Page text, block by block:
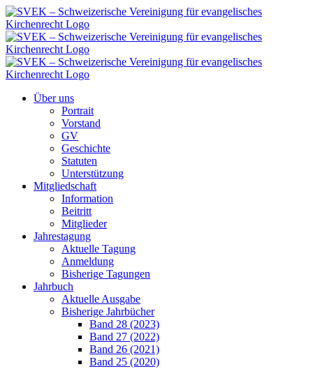
Zum
Inhalt
springen
Über uns
Portrait
Vorstand
GV
Geschichte
Statuten
Unterstützung
Mitgliedschaft
Information
Beitritt
Mitglieder
Jahrestagung
Aktuelle Tagung
Anmeldung
Bisherige Tagungen
Jahrbuch
Aktuelle Ausgabe
Bisherige Jahrbücher
Band 28 (2023)
Band 27 (2022)
Band 26 (2021)
Band 25 (2020)